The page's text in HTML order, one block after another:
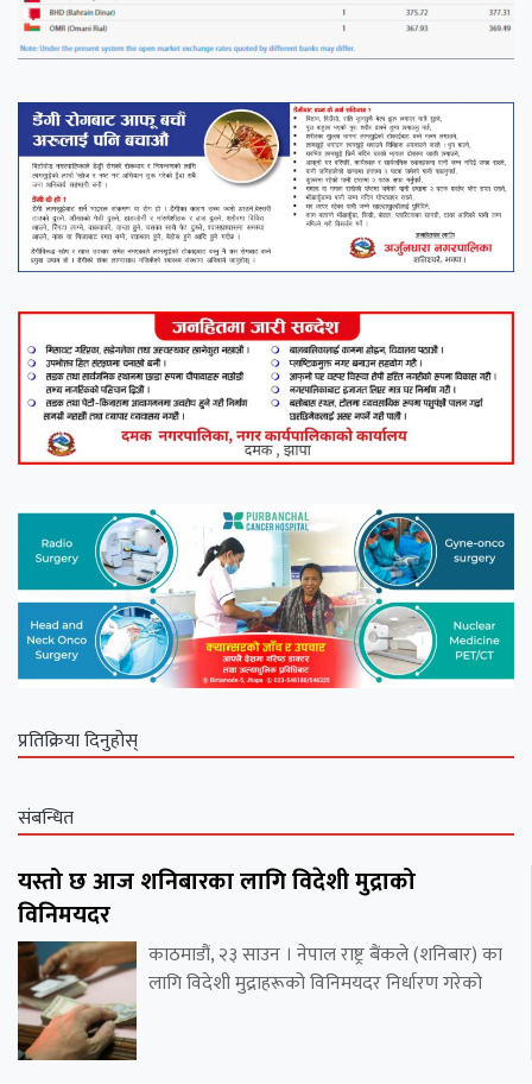
प्रतिक्रिया दिनुहोस्
संबन्धित
यस्तो छ आज शनिबारका लागि विदेशी मुद्राको
विनिमयदर
काठमाडौं, २३ साउन । नेपाल राष्ट्र बैंकले (शनिबार) का
लागि विदेशी मुद्राहरूको विनिमयदर निर्धारण गरेको